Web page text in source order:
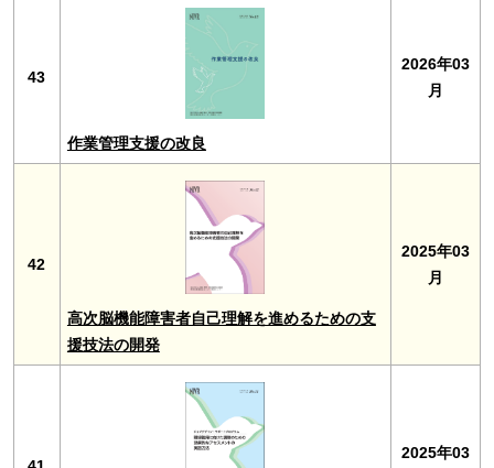
43
作業管理支援の改良
2026年03
月
42
高次脳機能障害者自己理解を進めるための支
援技法の開発
2025年03
月
2025年03